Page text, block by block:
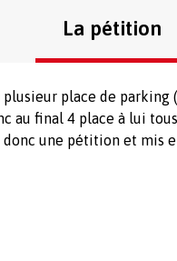
La pétition
plusieur place de parking
au final 4 place à lui
une pétition et mis